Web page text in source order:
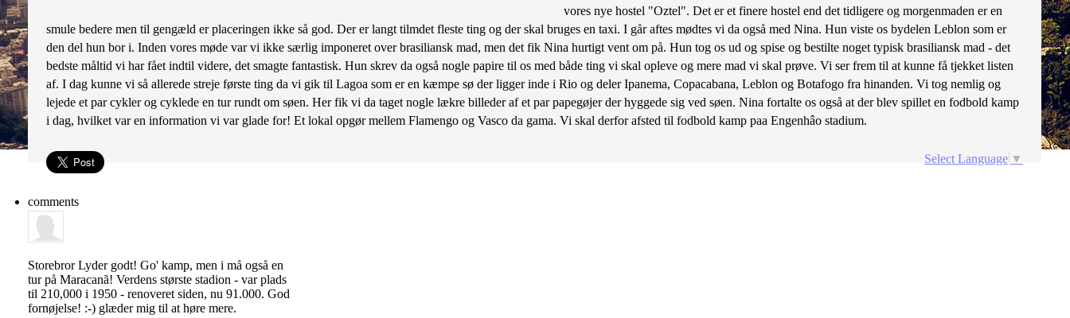
vores nye hostel "Oztel". Det er et finere hostel end det tidligere og morgenmaden er en
smule bedere men til gengæld er placeringen ikke så god. Der er langt tilmdet fleste ting og der skal bruges en taxi. I går aftes mødtes vi da også med Nina. Hun viste os bydelen Leblon som er
den del hun bor i. Inden vores møde var vi ikke særlig imponeret over brasiliansk mad, men det fik Nina hurtigt vent om på. Hun tog os ud og spise og bestilte noget typisk brasiliansk mad - det
bedste måltid vi har fået indtil videre, det smagte fantastisk. Hun skrev da også nogle papire til os med både ting vi skal opleve og mere mad vi skal prøve. Vi ser frem til at kunne få tjekket listen
af. I dag kunne vi så allerede streje første ting da vi gik til Lagoa som er en kæmpe sø der ligger inde i Rio og deler Ipanema, Copacabana, Leblon og Botafogo fra hinanden. Vi tog nemlig og
lejede et par cykler og cyklede en tur rundt om søen. Her fik vi da taget nogle lækre billeder af et par papegøjer der hyggede sig ved søen. Nina fortalte os også at der blev spillet en fodbold kamp
i dag, hvilket var en information vi var glade for! Et lokal opgør mellem Flamengo og Vasco da gama. Vi skal derfor afsted til fodbold kamp paa Engenhâo stadium.
Select Language ▼
comments
StorebrorLyder godt! Go' kamp, men i må også en
tur på Maracanã! Verdens største stadion - var plads
til 210,000 i 1950 - renoveret siden, nu 91.000. God
fornøjelse! :-) glæder mig til at høre mere.